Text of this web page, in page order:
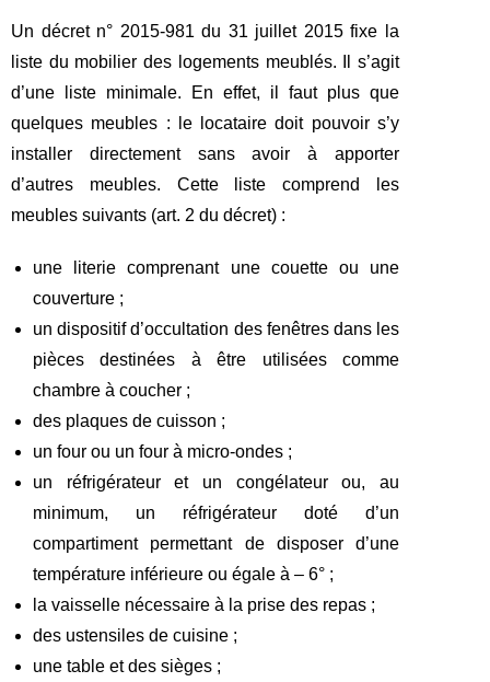
Un décret n° 2015-981 du 31 juillet 2015 fixe la
liste du mobilier des logements meublés. Il s’agit
d’une liste minimale. En effet, il faut plus que
quelques meubles : le locataire doit pouvoir s’y
installer directement sans avoir à apporter
d’autres meubles. Cette liste comprend les
meubles suivants (art. 2 du décret) :
une literie comprenant une couette ou une
couverture ;
un dispositif d’occultation des fenêtres dans les
pièces destinées à être utilisées comme
chambre à coucher ;
des plaques de cuisson ;
un four ou un four à micro-ondes ;
un réfrigérateur et un congélateur ou, au
minimum, un réfrigérateur doté d’un
compartiment permettant de disposer d’une
température inférieure ou égale à – 6° ;
la vaisselle nécessaire à la prise des repas ;
des ustensiles de cuisine ;
une table et des sièges ;